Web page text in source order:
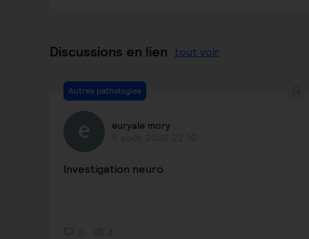
Discussions en lien tout voir
Autres pathologies
euryale mory
Investigation neuro